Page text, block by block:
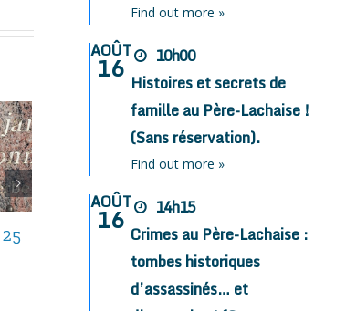
Avis de décès,
septembre 2025.
Avis de décès,
août 2025.
Find out more »
AOÛT
16
10h00
Histoires et secrets de
famille au Père-Lachaise !
(Sans réservation).
Find out more »
AOÛT
16
14h15
Crimes au Père-Lachaise :
tombes historiques
d’assassinés… et